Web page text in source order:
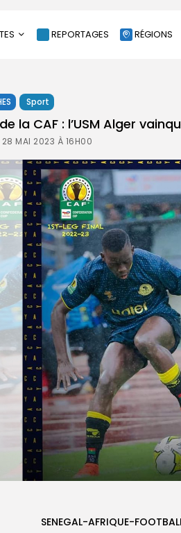
REPORTAGES RÉGIONS
Sport
la CAF : l’USM Alger
28 MAI 2023 À 16H00
SENEGAL-AFRIQUE-